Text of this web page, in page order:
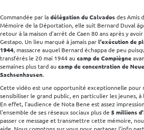
Commandée par ladélégation du Calvadosdes Amis
Mémoire de la Déportation, elle suit Bernard Duval
retour à la maison d'arrêt de Caen 80 ans après y
Gestapo. Un lieu marqué à jamais parl'exécution de
1944, massacre auquel Bernard échappa de peu
transférés le 20 mai 1944 au camp de Compiègne
semaines plus tard au camp de concentration de
Sachsenhausen.
Cette vidéo est une opportunité exceptionnelle pour
sensibiliser le grand public, en particulier les jeunes,
En effet, l'audience de Nota Bene est assez
l'ensemble de ses réseaux sociaux plus de 5 millions
passer ce message et transmettre cette mémoire,